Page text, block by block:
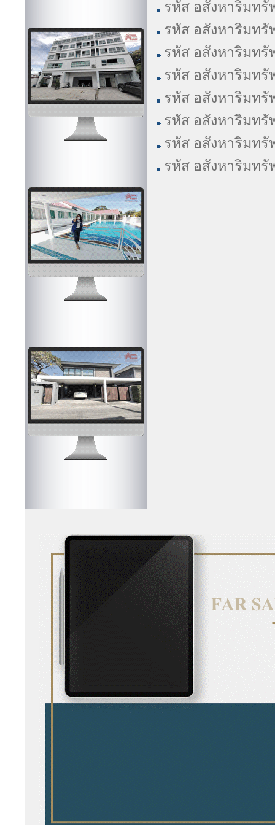
รหัส อสังหาริมทรั
รหัส อสังหาริมทรั
รหัส อสังหาริมทรั
รหัส อสังหาริมทรั
รหัส อสังหาริมทรั
รหัส อสังหาริมทรั
รหัส อสังหาริมทรั
รหัส อสังหาริมทรั